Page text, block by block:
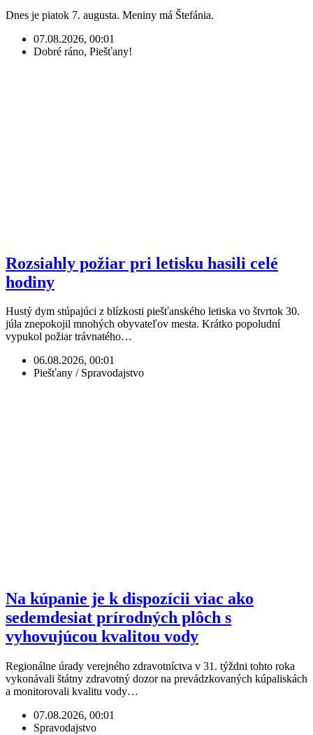
Dnes je piatok 7. augusta. Meniny má Štefánia.
07.08.2026, 00:01
Dobré ráno, Piešťany!
Rozsiahly požiar pri letisku hasili celé
hodiny
Hustý dym stúpajúci z blízkosti piešťanského letiska vo štvrtok 30.
júla znepokojil mnohých obyvateľov mesta. Krátko popoludní
vypukol požiar trávnatého…
06.08.2026, 00:01
Piešťany / Spravodajstvo
Na kúpanie je k dispozícii viac ako
sedemdesiat prírodných plôch s
vyhovujúcou kvalitou vody
Regionálne úrady verejného zdravotníctva v 31. týždni tohto roka
vykonávali štátny zdravotný dozor na prevádzkovaných kúpaliskách
a monitorovali kvalitu vody…
07.08.2026, 00:01
Spravodajstvo